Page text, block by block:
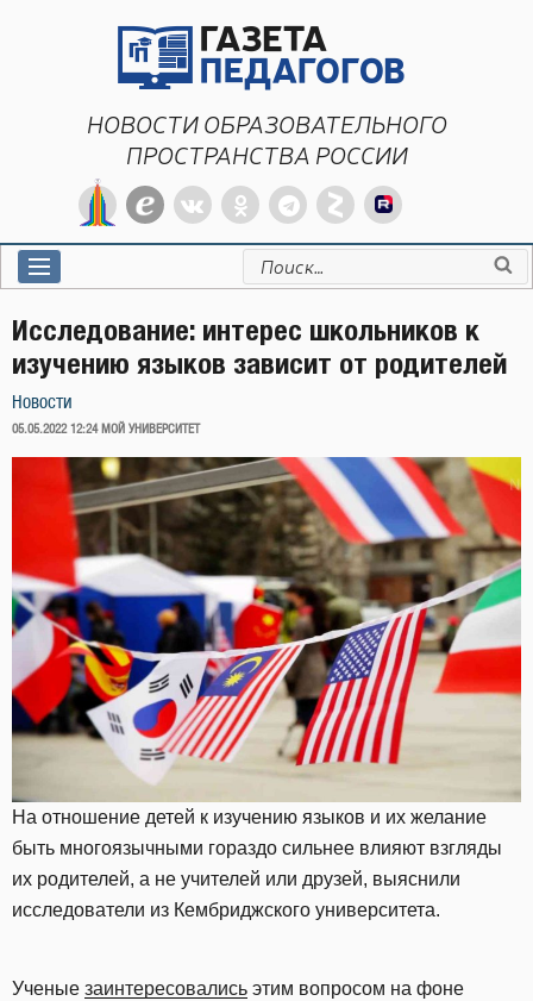
НОВОСТИ ОБРАЗОВАТЕЛЬНОГО
ПРОСТРАНСТВА РОССИИ
Искать:
Исследование: интерес школьников к
изучению языков зависит от родителей
Новости
ОПУБЛИКОВАНО
05.05.2022 12:24 МОЙ УНИВЕРСИТЕТ
На отношение детей к изучению языков и их желание
быть многоязычными гораздо сильнее влияют взгляды
их родителей, а не учителей или друзей, выяснили
исследователи из Кембриджского университета.
Ученые заинтересовались этим вопросом на фоне